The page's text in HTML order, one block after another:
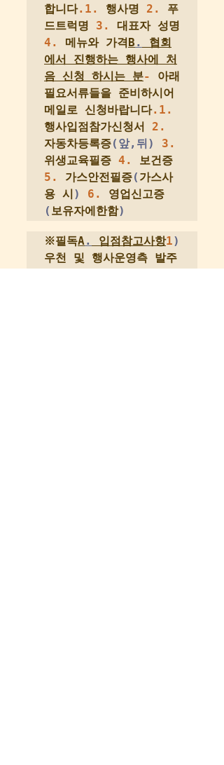
합니다.1. 행사명 2.
푸
드트럭명 3.
4.
메뉴와 가격B .
협회
에서 진행하는 행사에 처
음 신청 하시는 분-
아래
필요서류들을 준비하시어
메일로 신청바랍니다.1.
행사입점참가신청서 2.
자동차등록증(앞,뒤)
3.
위생교육필증 4.
보건증
5.
가스안전필증( 가스사
용 시 ) 6.
영업신고증
( 보유자에한함)
※필독A. 입점참고사항1)
우천 및 행사운영측 발주